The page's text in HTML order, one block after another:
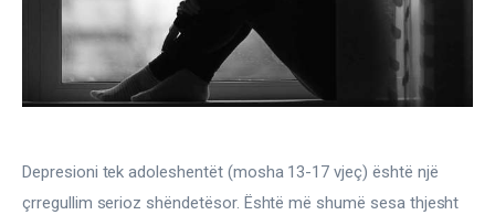
Hematologji
Intervista
Mirëqenie
Depresioni tek adoleshentët (mosha 13-17 vjeç) është një
çrregullim serioz shëndetësor. Është më shumë sesa thjesht